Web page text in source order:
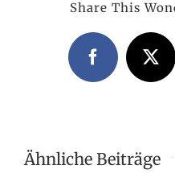
Share This
FacebookX
Ähnliche Beiträge